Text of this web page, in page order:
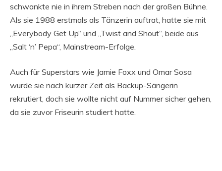
schwankte nie in ihrem Streben nach der großen Bühne.
Als sie 1988 erstmals als Tänzerin auftrat, hatte sie mit
„Everybody Get Up“ und „Twist and Shout“, beide aus
„Salt ‘n’ Pepa“, Mainstream-Erfolge.
Auch für Superstars wie Jamie Foxx und Omar Sosa
wurde sie nach kurzer Zeit als Backup-Sängerin
rekrutiert, doch sie wollte nicht auf Nummer sicher gehen,
da sie zuvor Friseurin studiert hatte.